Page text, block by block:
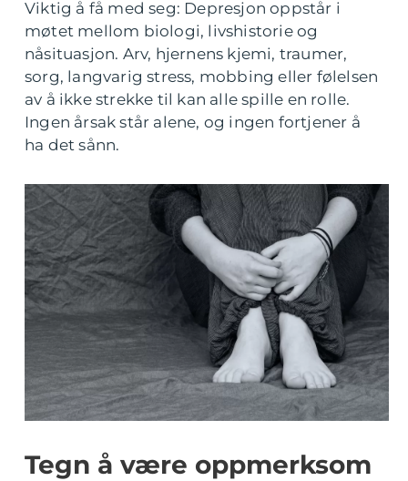
Viktig å få med seg: Depresjon oppstår i
møtet mellom biologi, livshistorie og
nåsituasjon. Arv, hjernens kjemi, traumer,
sorg, langvarig stress, mobbing eller følelsen
av å ikke strekke til kan alle spille en rolle.
Ingen årsak står alene, og ingen fortjener å
ha det sånn.
Tegn å være oppmerksom